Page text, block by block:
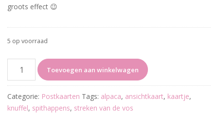
groots effect 😉
5 op voorraad
Toadally
Rock
aantal
Toevoegen aan winkelwagen
Categorie: Postkaarten Tags: alpaca, ansichtkaart, kaartje,
knuffel, spithappens, streken van de vos